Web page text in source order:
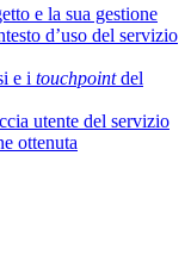
e la sua gestione
d’uso del servizio
e i touchpointdel
utente del servizio
ottenuta